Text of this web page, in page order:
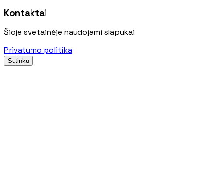
Kontaktai
Šioje svetainėje naudojami slapukai
Privatumo politika
Sutinku